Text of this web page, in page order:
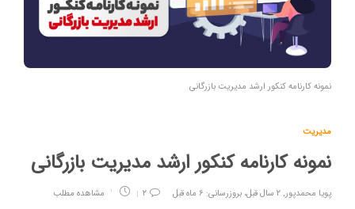
نمونه کارنامه کنکور ارشد مدیریت بازرگانی
مدیریت
نمونه کارنامه کنکور ارشد مدیریت بازرگانی
پویا محمدپور,۲ سال قبل، بروزرسانی: ۶ ماه قبل ۲ مشاهده مطلب